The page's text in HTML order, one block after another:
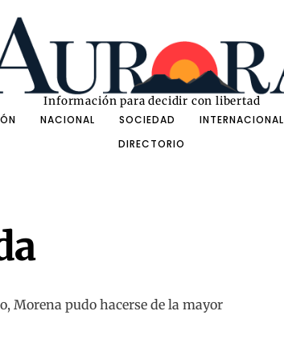
Información para decidir con libertad
NACIONAL SOCIEDAD INTERNACIONAL
DIRECTORIO
Morena pudo hacerse de la mayor